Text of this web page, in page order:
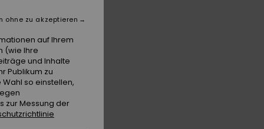
RABATT EXTRA 25 %
Salsa
auf Ihrem
(wie Ihre
und Inhalte
Publikum zu
so einstellen,
zur Messung der
ohne zu akzeptieren